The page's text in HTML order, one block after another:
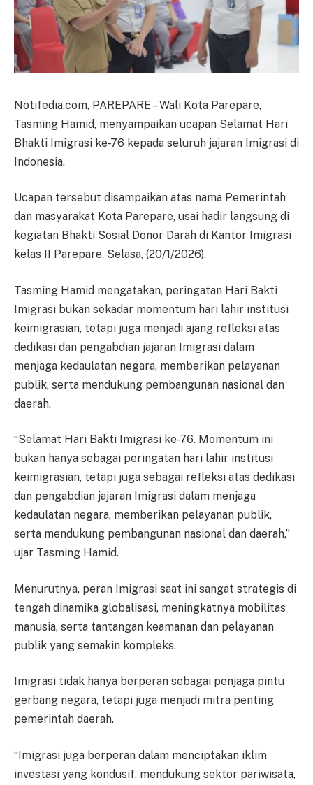
Notifedia.com, PAREPARE – Wali Kota Parepare,
Tasming Hamid, menyampaikan ucapan Selamat Hari
Bhakti Imigrasi ke-76 kepada seluruh jajaran Imigrasi di
Indonesia.
Ucapan tersebut disampaikan atas nama Pemerintah
dan masyarakat Kota Parepare, usai hadir langsung di
kegiatan Bhakti Sosial Donor Darah di Kantor Imigrasi
kelas II Parepare. Selasa, (20/1/2026).
Tasming Hamid mengatakan, peringatan Hari Bakti
Imigrasi bukan sekadar momentum hari lahir institusi
keimigrasian, tetapi juga menjadi ajang refleksi atas
dedikasi dan pengabdian jajaran Imigrasi dalam
menjaga kedaulatan negara, memberikan pelayanan
publik, serta mendukung pembangunan nasional dan
daerah.
“Selamat Hari Bakti Imigrasi ke-76. Momentum ini
bukan hanya sebagai peringatan hari lahir institusi
keimigrasian, tetapi juga sebagai refleksi atas dedikasi
dan pengabdian jajaran Imigrasi dalam menjaga
kedaulatan negara, memberikan pelayanan publik,
serta mendukung pembangunan nasional dan daerah,”
ujar Tasming Hamid.
Menurutnya, peran Imigrasi saat ini sangat strategis di
tengah dinamika globalisasi, meningkatnya mobilitas
manusia, serta tantangan keamanan dan pelayanan
publik yang semakin kompleks.
Imigrasi tidak hanya berperan sebagai penjaga pintu
gerbang negara, tetapi juga menjadi mitra penting
pemerintah daerah.
“Imigrasi juga berperan dalam menciptakan iklim
investasi yang kondusif, mendukung sektor pariwisata,